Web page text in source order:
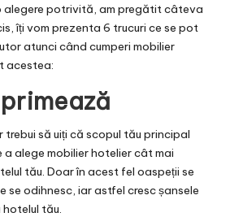
alegere potrivită, am pregătit câteva
îți vom prezenta 6 trucuri ce se pot
atunci când cumperi mobilier
acestea:
să uiți că scopul tău principal
a alege mobilier hotelier cât mai
tău. Doar în acest fel oaspeții se
se odihnesc, iar astfel cresc șansele
tău.